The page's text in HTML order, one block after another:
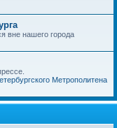
вне нашего города
Метрополитена